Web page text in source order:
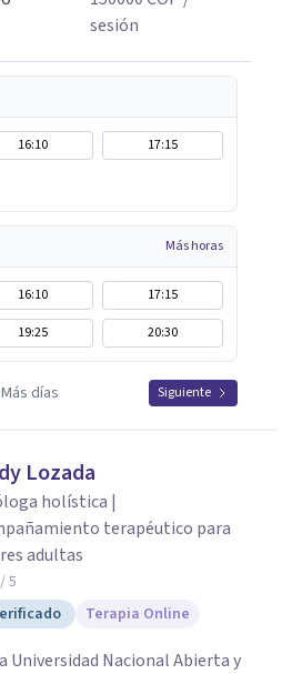
sesión
16:10
17:15
Más horas
16:10
17:15
19:25 20:30
Más días Siguiente
Lozada
holística |
terapéutico para
adultas
/ 5
Terapia Online
Universidad Nacional Abierta y